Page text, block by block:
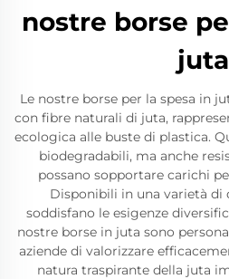
nostre borse
juta
Le nostre borse per la spesa in
con fibre naturali di juta,
ecologica alle buste di plastica.
biodegradabili, ma anche
possano sopportare carichi
Disponibili in una varietà di
soddisfano le esigenze
nostre borse in juta sono
aziende di valorizzare
natura traspirante della juta